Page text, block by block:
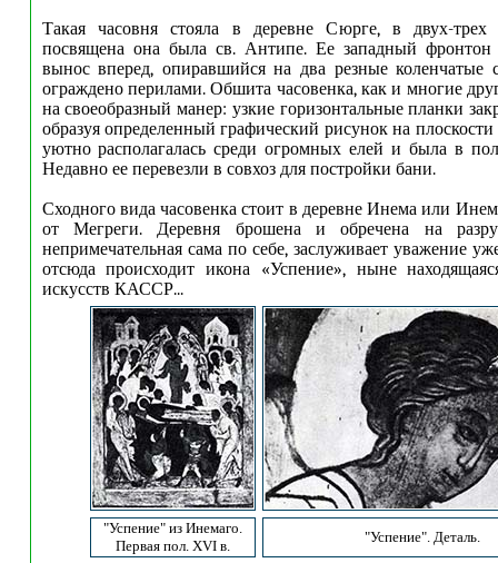
Такая часовня стояла в деревне Сюрге, в двух-
посвящена она была св. Антипе. Ее западный
вынос вперед, опиравшийся на два резные коленчатые
ограждено перилами. Обшита часовенка, как и многие
на своеобразный манер: узкие горизонтальные планки
образуя определенный графический рисунок на
уютно располагалась среди огромных елей и была в
Недавно ее перевезли в совхоз для постройки бани.
Сходного вида часовенка стоит в деревне Инема или
от Мегреги. Деревня брошена и обречена на
непримечательная сама по себе, заслуживает уважение
отсюда происходит икона «Успение», ныне
искусств КАССР...
"Успение" из Инемаго.
Первая пол. XVI в.
"Успение". Деталь.